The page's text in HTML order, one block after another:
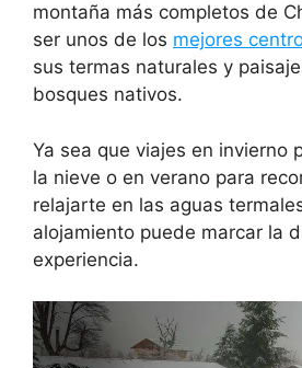
montaña más completos de
ser unos de los mejores
sus termas naturales y
bosques nativos.
Ya sea que viajes en invierno
la nieve o en verano para
relajarte en las aguas
alojamiento puede marcar la
experiencia.